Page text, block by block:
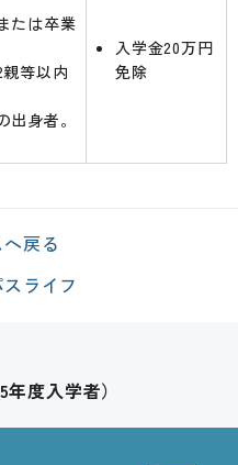
たは卒業
等以内
身者。
入学金20万円
免除
ライフ
戻る
度入学者）